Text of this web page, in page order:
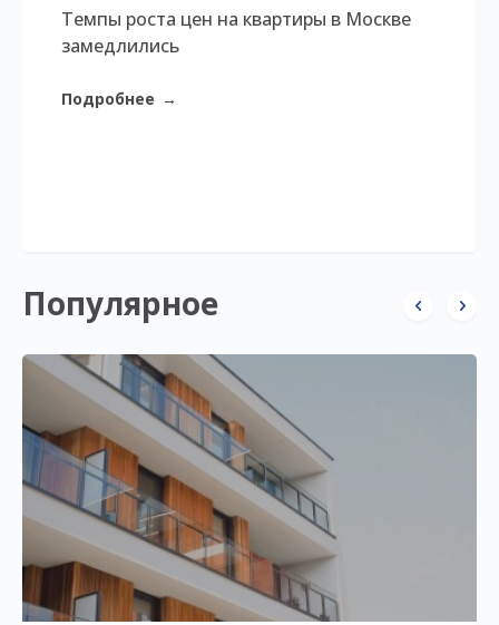
Темпы роста цен на квартиры в Москве
замедлились
Подробнее →
Популярное